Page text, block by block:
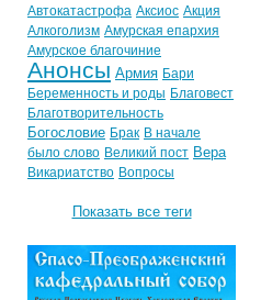
Автокатастрофа Аксиос Акция
Алкоголизм Амурская епархия
Амурское благочиние
Анонсы Армия Бари
Беременность и роды Благовест
Благотворительность
Богословие Брак В начале
было слово Великий пост Вера
Викариатство Вопросы
Показать все теги